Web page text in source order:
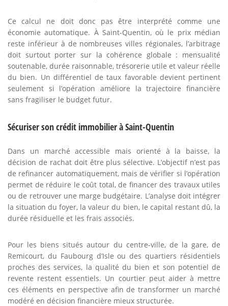
Ce calcul ne doit donc pas être interprété comme une
économie automatique. À Saint-Quentin, où le prix médian
reste inférieur à de nombreuses villes régionales, l’arbitrage
doit surtout porter sur la cohérence globale : mensualité
soutenable, durée raisonnable, trésorerie utile et valeur réelle
du bien. Un différentiel de taux favorable devient pertinent
seulement si l’opération améliore la trajectoire financière
sans fragiliser le budget futur.
Sécuriser son crédit immobilier à Saint-Quentin
Dans un marché accessible mais orienté à la baisse, la
décision de rachat doit être plus sélective. L’objectif n’est pas
de refinancer automatiquement, mais de vérifier si l’opération
permet de réduire le coût total, de financer des travaux utiles
ou de retrouver une marge budgétaire. L’analyse doit intégrer
la situation du foyer, la valeur du bien, le capital restant dû, la
durée résiduelle et les frais associés.
Pour les biens situés autour du centre-ville, de la gare, de
Remicourt, du Faubourg d’Isle ou des quartiers résidentiels
proches des services, la qualité du bien et son potentiel de
revente restent essentiels. Un courtier peut aider à mettre
ces éléments en perspective afin de transformer un marché
modéré en décision financière mieux structurée.